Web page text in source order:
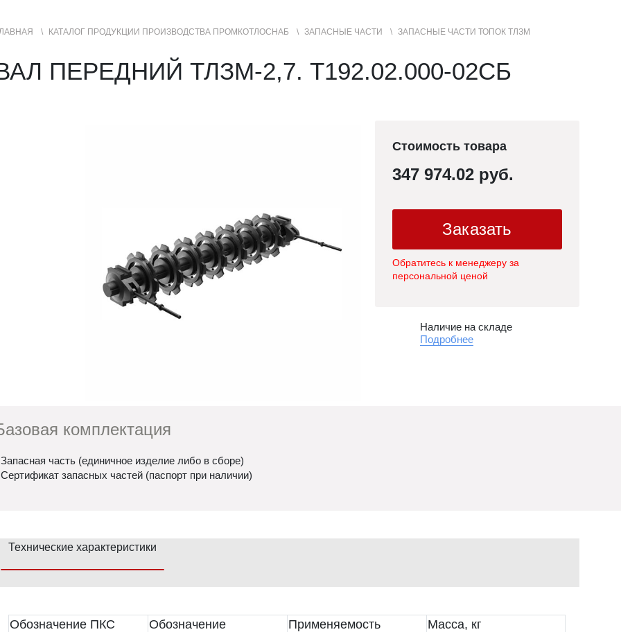
ГЕОГРАФИЯ ПРОДАЖ
КАТАЛОГ ПРОДУКЦИИ ПРОИЗВОДСТВА ПРОМКОТЛОСНАБ ЗАПАСНЫЕ ЧАСТИ ЗАПАСНЫЕ ЧАСТИ ТОПОК ТЛЗМ
ПЕРЕДНИЙ ТЛЗМ-2,7. Т192.02.000-02СБ
Стоимость товара
347 974.02 руб.
Заказать
Обратитесь к менеджеру за
персональной ценой
Наличие на складе
Подробнее
комплектация
Запасная часть (единичное изделие либо в сборе)
Сертификат запасных частей (паспорт при наличии)
Технические характеристики
Обозначение ПКС Обозначение Применяемость
Масса, кг